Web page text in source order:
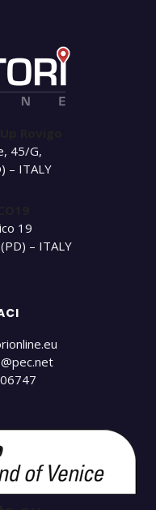
45/G,
– ITALY
19
– ITALY